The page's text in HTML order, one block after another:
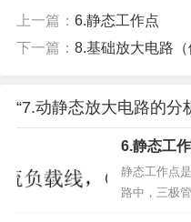
上一篇： 6.静态工作点
下一篇： 8.基础放大电路（
“7.动静态放大电路的分
6.静态工
静态工作点
路中，三极
时，电路处